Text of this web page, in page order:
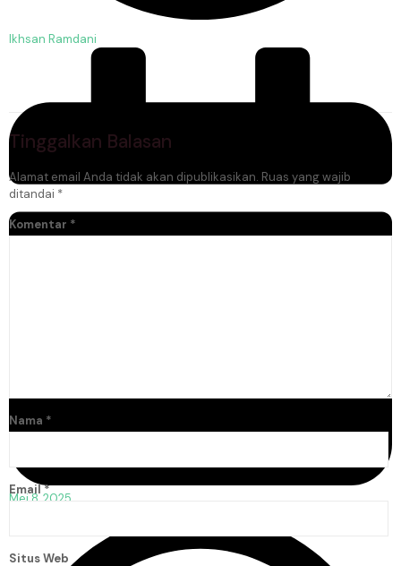
Ikhsan Ramdani
Mei 8, 2025
Tinggalkan Balasan
Alamat email Anda tidak akan dipublikasikan. Ruas yang wajib
ditandai *
Komentar *
Nama *
Email*
Situs Web